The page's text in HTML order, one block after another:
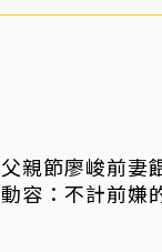
父親節廖峻前妻
動容：不計前嫌